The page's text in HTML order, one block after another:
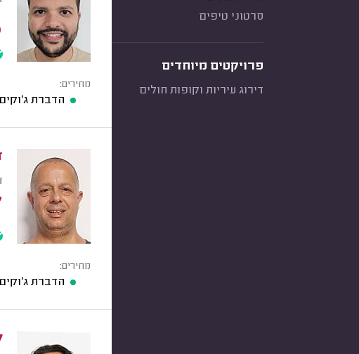
סרטוני טיפים
פרויקטים מיוחדים
דירוג עיריות וקופות חולים מחירים:
הדברת ג'וקים
מחירים:
הדברת ג'וקים